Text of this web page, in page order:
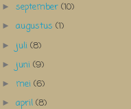
►september(10)
►augustus(1)
► juli(8)
► juni(9)
► mei(6)
►april(8)